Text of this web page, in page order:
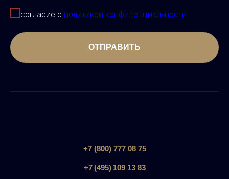
согласие с политикой конфиденциальности
ОТПРАВИТЬ
+7 (800) 777 08 75
+7 (495) 109 13 83